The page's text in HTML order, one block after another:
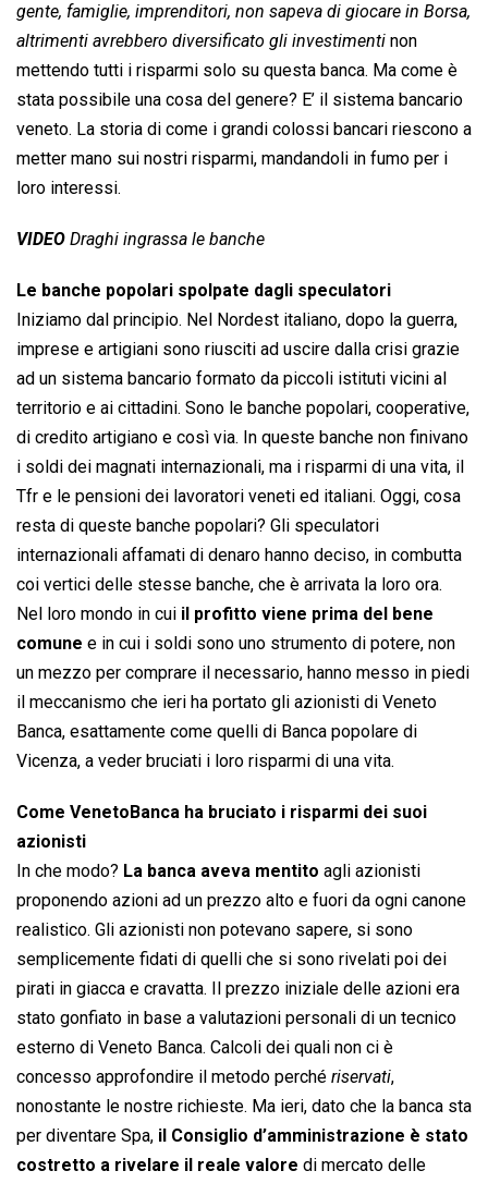
gente, famiglie, imprenditori, non sapeva di giocare in Borsa,
altrimenti avrebbero diversificato gli investimenti  non
mettendo tutti i risparmi solo su questa banca. Ma come è
stata possibile una cosa del genere? E’ il sistema bancario
veneto. La storia di come i grandi colossi bancari riescono a
metter mano sui nostri risparmi, mandandoli in fumo per i
loro interessi.
VIDEO Draghi ingrassa le banche
Le banche popolari spolpate dagli speculatori
Iniziamo dal principio. Nel Nordest italiano, dopo la guerra,
imprese e artigiani sono riusciti ad uscire dalla crisi grazie
ad un sistema bancario formato da piccoli istituti vicini al
territorio e ai cittadini. Sono le banche popolari, cooperative,
di credito artigiano e così via. In queste banche non finivano
i soldi dei magnati internazionali, ma i risparmi di una vita, il
Tfr e le pensioni dei lavoratori veneti ed italiani. Oggi, cosa
resta di queste banche popolari? Gli speculatori
internazionali affamati di denaro hanno deciso, in combutta
coi vertici delle stesse banche, che è arrivata la loro ora.
Nel loro mondo in cui il profitto viene prima del bene
comune e in cui i soldi sono uno strumento di potere, non
un mezzo per comprare il necessario, hanno messo in piedi
il meccanismo che ieri ha portato gli azionisti di Veneto
Banca, esattamente come quelli di Banca popolare di
Vicenza, a veder bruciati i loro risparmi di una vita.
Come VenetoBanca ha bruciato i risparmi dei suoi
azionisti
In che modo? La banca aveva mentito agli azionisti
proponendo azioni ad un prezzo alto e fuori da ogni canone
realistico. Gli azionisti non potevano sapere, si sono
semplicemente fidati di quelli che si sono rivelati poi dei
pirati in giacca e cravatta. Il prezzo iniziale delle azioni era
stato gonfiato in base a valutazioni personali di un tecnico
esterno di Veneto Banca. Calcoli dei quali non ci è
concesso approfondire il metodo perché  riservati,
nonostante le nostre richieste. Ma ieri, dato che la banca sta
per diventare Spa, il Consiglio d’amministrazione è stato
costretto a rivelare il reale valore di mercato delle